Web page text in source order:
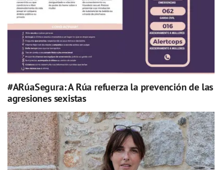
#ARúaSegura: A Rúa refuerza la prevención de las
agresiones sexistas